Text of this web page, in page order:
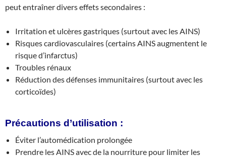
peut entraîner divers effets secondaires :
Irritation et ulcères gastriques (surtout avec les AINS)
Risques cardiovasculaires (certains AINS augmentent le
risque d’infarctus)
Troubles rénaux
Réduction des défenses immunitaires (surtout avec les
corticoïdes)
Précautions d’utilisation :
Éviter l’automédication prolongée
Prendre les AINS avec de la nourriture pour limiter les